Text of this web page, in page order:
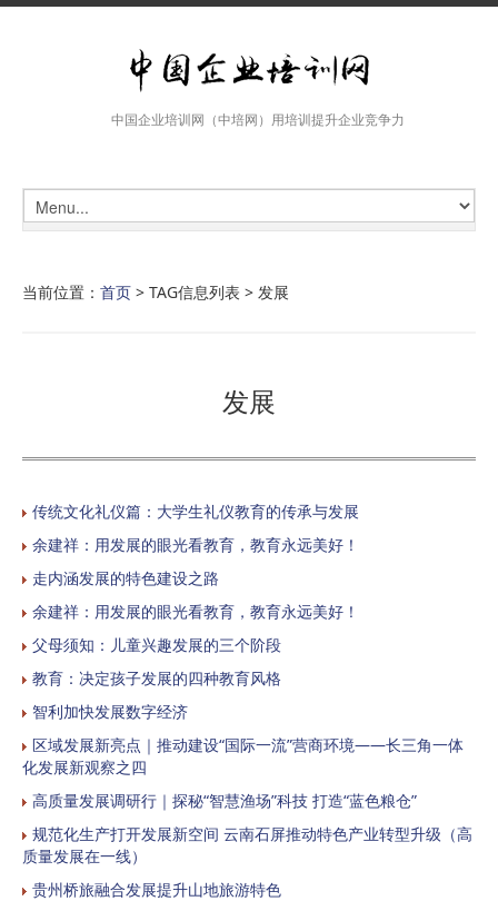
中国企业培训网（中培网）用培训提升企业竞争力
当前位置： 首页 > TAG信息列表 > 发展
发展
传统文化礼仪篇：大学生礼仪教育的传承与发展
余建祥：用发展的眼光看教育，教育永远美好！
走内涵发展的特色建设之路
余建祥：用发展的眼光看教育，教育永远美好！
父母须知：儿童兴趣发展的三个阶段
教育：决定孩子发展的四种教育风格
智利加快发展数字经济
区域发展新亮点｜推动建设“国际一流”营商环境——长三角一体
化发展新观察之四
高质量发展调研行｜探秘“智慧渔场”科技 打造“蓝色粮仓”
规范化生产打开发展新空间 云南石屏推动特色产业转型升级（高
质量发展在一线）
贵州桥旅融合发展提升山地旅游特色